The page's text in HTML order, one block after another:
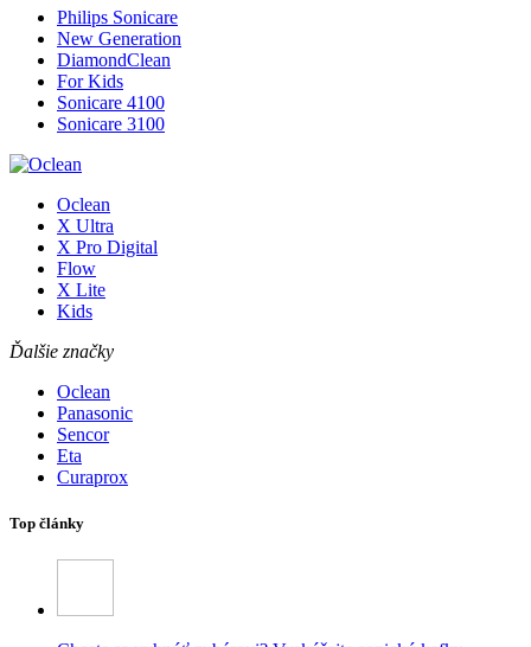
Philips Sonicare
New Generation
DiamondClean
For Kids
Sonicare 4100
Sonicare 3100
Oclean
X Ultra
X Pro Digital
Flow
X Lite
Kids
Ďalšie značky
Oclean
Panasonic
Sencor
Eta
Curaprox
Top články